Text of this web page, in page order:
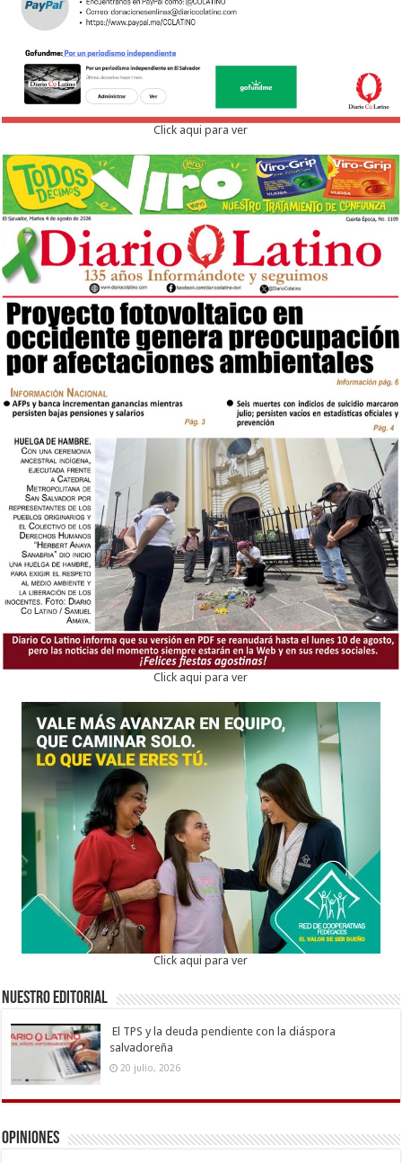
Click aqui para ver
Click aqui para ver
Click aqui para ver
Nuestro Editorial
El TPS y la deuda pendiente con la diáspora
salvadoreña
20 julio, 2026
Opiniones